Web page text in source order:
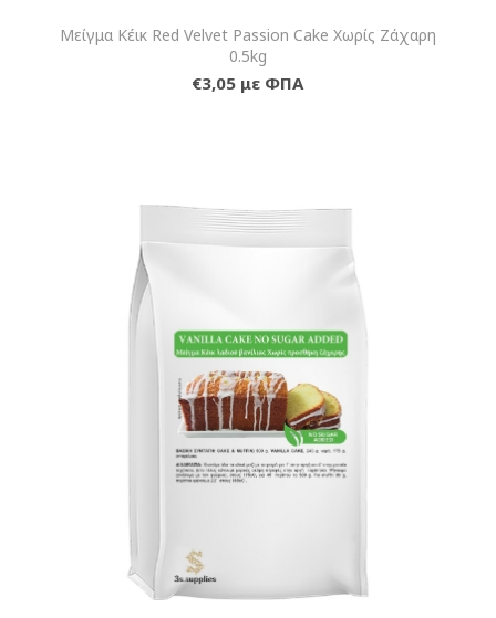
Μείγμα Κέικ Red Velvet Passion Cake Χωρίς Ζάχαρη
0.5kg
€3,05 με ΦΠΑ